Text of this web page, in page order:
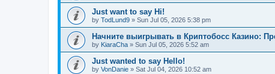
Just want to say Hi!
by TodLund9 » Sun Jul 05, 2026 5:38 pm
Начните выигрывать в Криптобосс Казино:
by KiaraCha » Sun Jul 05, 2026 5:52 am
Just wanted to say Hello!
by VonDanie » Sat Jul 04, 2026 10:52 am